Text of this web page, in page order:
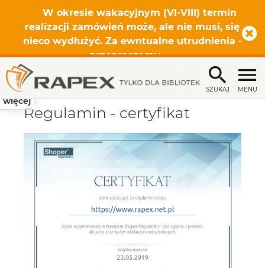
W okresie wakacyjnym (VI-VIII) termin
realizacji zamówień może, ale nie musi, się
nieco wydłużyć. Za ewntualne utrudnienia -
przepraszamy.
MENU
SZUKAJ
więcej
Regulamin - certyfikat